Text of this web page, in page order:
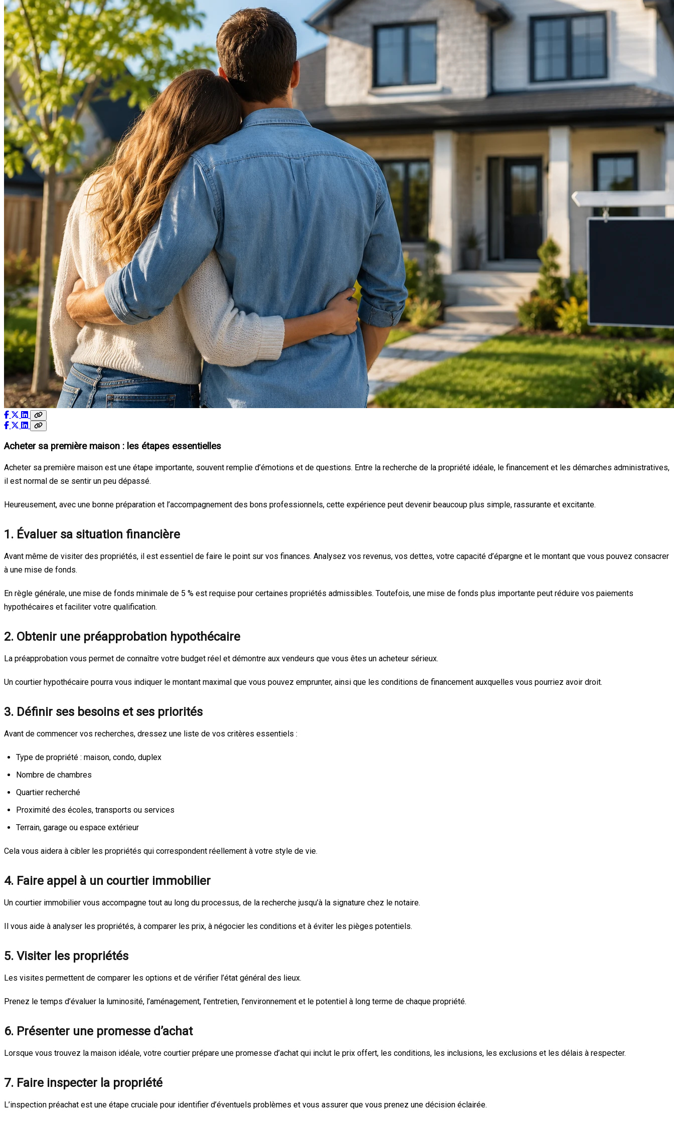
Acheter sa première maison : les étapes essentielles
Acheter sa première maison est une étape importante, souvent remplie d’émotions et de questions. Entre la recherche de la propriété idéale, le financement et les démarches administratives,
il est normal de se sentir un peu dépassé.
Heureusement, avec une bonne préparation et l’accompagnement des bons professionnels, cette expérience peut devenir beaucoup plus simple, rassurante et excitante.
1. Évaluer sa situation financière
Avant même de visiter des propriétés, il est essentiel de faire le point sur vos finances. Analysez vos revenus, vos dettes, votre capacité d’épargne et le montant que vous pouvez consacrer
à une mise de fonds.
En règle générale, une mise de fonds minimale de 5 % est requise pour certaines propriétés admissibles. Toutefois, une mise de fonds plus importante peut réduire vos paiements
hypothécaires et faciliter votre qualification.
2. Obtenir une préapprobation hypothécaire
La préapprobation vous permet de connaître votre budget réel et démontre aux vendeurs que vous êtes un acheteur sérieux.
Un courtier hypothécaire pourra vous indiquer le montant maximal que vous pouvez emprunter, ainsi que les conditions de financement auxquelles vous pourriez avoir droit.
3. Définir ses besoins et ses priorités
Avant de commencer vos recherches, dressez une liste de vos critères essentiels :
Type de propriété : maison, condo, duplex
Nombre de chambres
Quartier recherché
Proximité des écoles, transports ou services
Terrain, garage ou espace extérieur
Cela vous aidera à cibler les propriétés qui correspondent réellement à votre style de vie.
4. Faire appel à un courtier immobilier
Un courtier immobilier vous accompagne tout au long du processus, de la recherche jusqu’à la signature chez le notaire.
Il vous aide à analyser les propriétés, à comparer les prix, à négocier les conditions et à éviter les pièges potentiels.
5. Visiter les propriétés
Les visites permettent de comparer les options et de vérifier l’état général des lieux.
Prenez le temps d’évaluer la luminosité, l’aménagement, l’entretien, l’environnement et le potentiel à long terme de chaque propriété.
6. Présenter une promesse d’achat
Lorsque vous trouvez la maison idéale, votre courtier prépare une promesse d’achat qui inclut le prix offert, les conditions, les inclusions, les exclusions et les délais à respecter.
7. Faire inspecter la propriété
L’inspection préachat est une étape cruciale pour identifier d’éventuels problèmes et vous assurer que vous prenez une décision éclairée.